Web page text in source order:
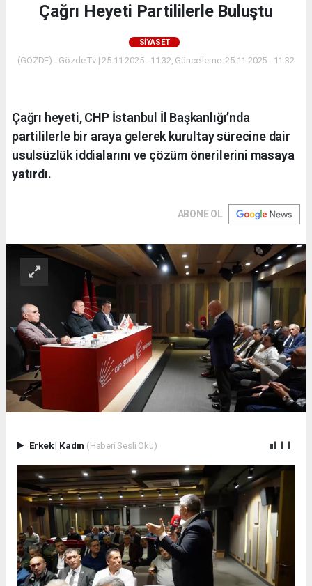
Çağrı Heyeti Partililerle Buluştu
SIYASET
(GÖZDE) - Gözde Tv | 25.11.2025 - 11:32, Güncelleme: 25.11.2025 - 11:32
Çağrı heyeti, CHP İstanbul İl Başkanlığı’nda
partililerle bir araya gelerek kurultay sürecine dair
usulsüzlük iddialarını ve çözüm önerilerini masaya
yatırdı.
ABONE OL
Erkek| Kadın (Haberi Sesli Oku)